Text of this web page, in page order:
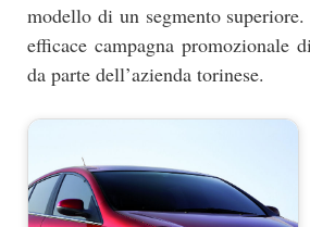
modello di un segmento
efficace campagna promozionale
da parte dell’azienda torinese.